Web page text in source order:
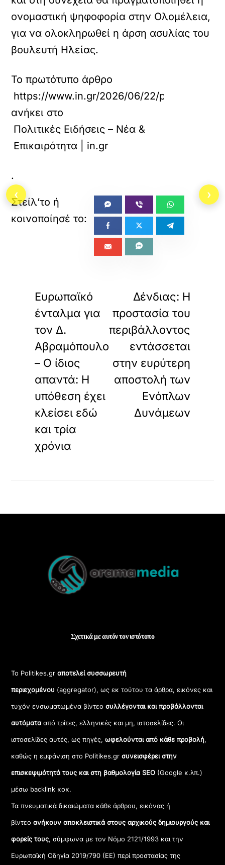
ονομαστική ψηφοφορία στην Ολομέλεια,
για να ολοκληρωθεί η άρση ασυλίας του
βουλευτή Ηλείας.
Το πρωτότυπο άρθρο
https://www.in.gr/2026/06/22/politics/
ανήκει στο
Πολιτικές Ειδήσεις – Νέα &
Επικαιρότητα | in.gr
.
Ευρωπαϊκό
ένταλμα για
τον Δ.
Αβραμόπουλο
– Ο ίδιος
απαντά: Η
υπόθεση έχει
κλείσει εδώ
και τρία
χρόνια
Δένδιας: Η
προστασία του
περιβάλλοντος
εντάσσεται
στην ευρύτερη
αποστολή των
Ενόπλων
Δυνάμεων
Top
Σχετικά με αυτόν τον ιστότοπο
Το Politikes.grαποτελεί συσσωρευτή
περιεχομένου (aggregator), ως εκ τούτου τα άρθρα, εικόνες και
τυχόν ενσωματωμένα βίντεοσυλλέγονται και προβάλλονται
αυτόματααπό τρίτες, ελληνικές και μη, ιστοσελίδες. Οι
ιστοσελίδες αυτές, ως πηγές,ωφελούνται από κάθε προβολή,
καθώς η εμφάνιση στο Politikes.gr συνεισφέρει στην
επισκεψιμότητά τους και στη βαθμολογία SEO (Google κ.λπ.)
μέσω backlink κοκ.
Τα πνευματικά δικαιώματα κάθε άρθρου, εικόνας ή
βίντεοανήκουν αποκλειστικά στους αρχικούς δημιουργούς και
φορείς τους, σύμφωνα με τον Νόμο 2121/1993 και την
Ευρωπαϊκή Οδηγία 2019/790 (ΕΕ) περί προστασίας της
‹ ›